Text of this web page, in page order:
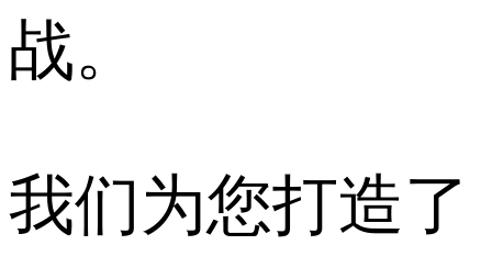
战。
我们为您打造了